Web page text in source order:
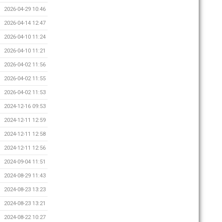
2026-04-29 10:46
2026-04-14 12:47
2026-04-10 11:24
2026-04-10 11:21
2026-04-02 11:56
2026-04-02 11:55
2026-04-02 11:53
2024-12-16 09:53
2024-12-11 12:59
2024-12-11 12:58
2024-12-11 12:56
2024-09-04 11:51
2024-08-29 11:43
2024-08-23 13:23
2024-08-23 13:21
2024-08-22 10:27